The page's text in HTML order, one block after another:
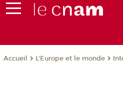
Accueil L'Europe et le monde